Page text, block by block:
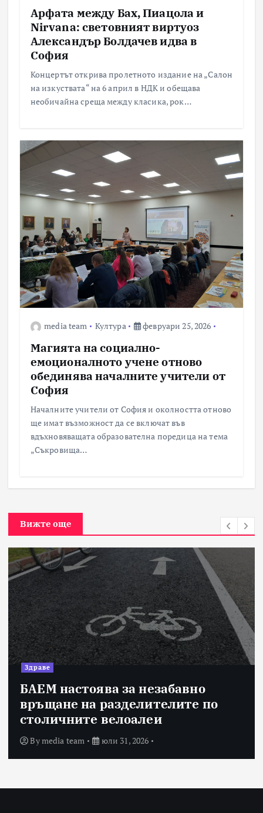
Арфата между Бах, Пиацола и
Nirvana: световният виртуоз
Александър Болдачев идва в
София
Концертът открива пролетното издание на „Салон
на изкуствата“ на 6 април в НДК и обещава
необичайна среща между класика, рок…
media team Култура февруари 25, 2026
Магията на социално-
емоционалното учене отново
обединява началните учители от
София
Началните учители от София и околността отново
ще имат възможност да се включат във
вдъхновяващата образователна поредица на тема
„Съкровища…
Вижте още
Здраве
БАЕМ настоява за незабавно
връщане на разделителите по
столичните велоалеи
Bymedia team юли 31, 2026